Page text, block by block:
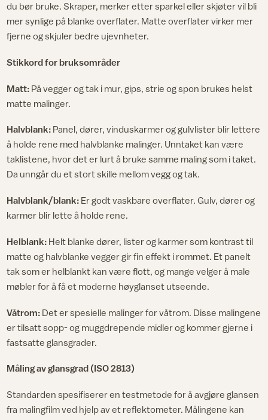
du bør bruke. Skraper, merker etter sparkel eller skjøter vil bli
mer synlige på blanke overflater. Matte overflater virker mer
fjerne og skjuler bedre ujevnheter.
Stikkord for bruksområder
Matt: På vegger og tak i mur, gips, strie og spon brukes helst
matte malinger.
Halvblank: Panel, dører, vinduskarmer og gulvlister blir lettere
å holde rene med halvblanke malinger. Unntaket kan være
taklistene, hvor det er lurt å bruke samme maling som i taket.
Da unngår du et stort skille mellom vegg og tak.
Halvblank/blank: Er godt vaskbare overflater. Gulv, dører og
karmer blir lette å holde rene.
Helblank: Helt blanke dører, lister og karmer som kontrast til
matte og halvblanke vegger gir fin effekt i rommet. Et panelt
tak som er helblankt kan være flott, og mange velger å male
møbler for å få et moderne høyglanset utseende.
Våtrom: Det er spesielle malinger for våtrom. Disse malingene
er tilsatt sopp- og muggdrepende midler og kommer gjerne i
fastsatte glansgrader.
Måling av glansgrad (ISO 2813)
Standarden spesifiserer en testmetode for å avgjøre glansen
fra malingfilm ved hjelp av et reflektometer. Målingene kan